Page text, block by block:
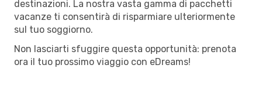
destinazioni. La nostra vasta gamma di pacchetti
vacanze ti consentirà di risparmiare ulteriormente
sul tuo soggiorno.
Non lasciarti sfuggire questa opportunità: prenota
ora il tuo prossimo viaggio con eDreams!